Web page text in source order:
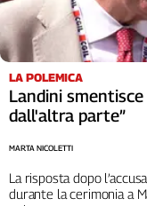
Basilicata
Calabria
Campania
Emilia-
Romagna
Friuli
Venezia
Lazio
LA POLEMICA
Landini
dall'altra parte”
La risposta dopo
durante la cerimonia a
MARTA NICOLETTI